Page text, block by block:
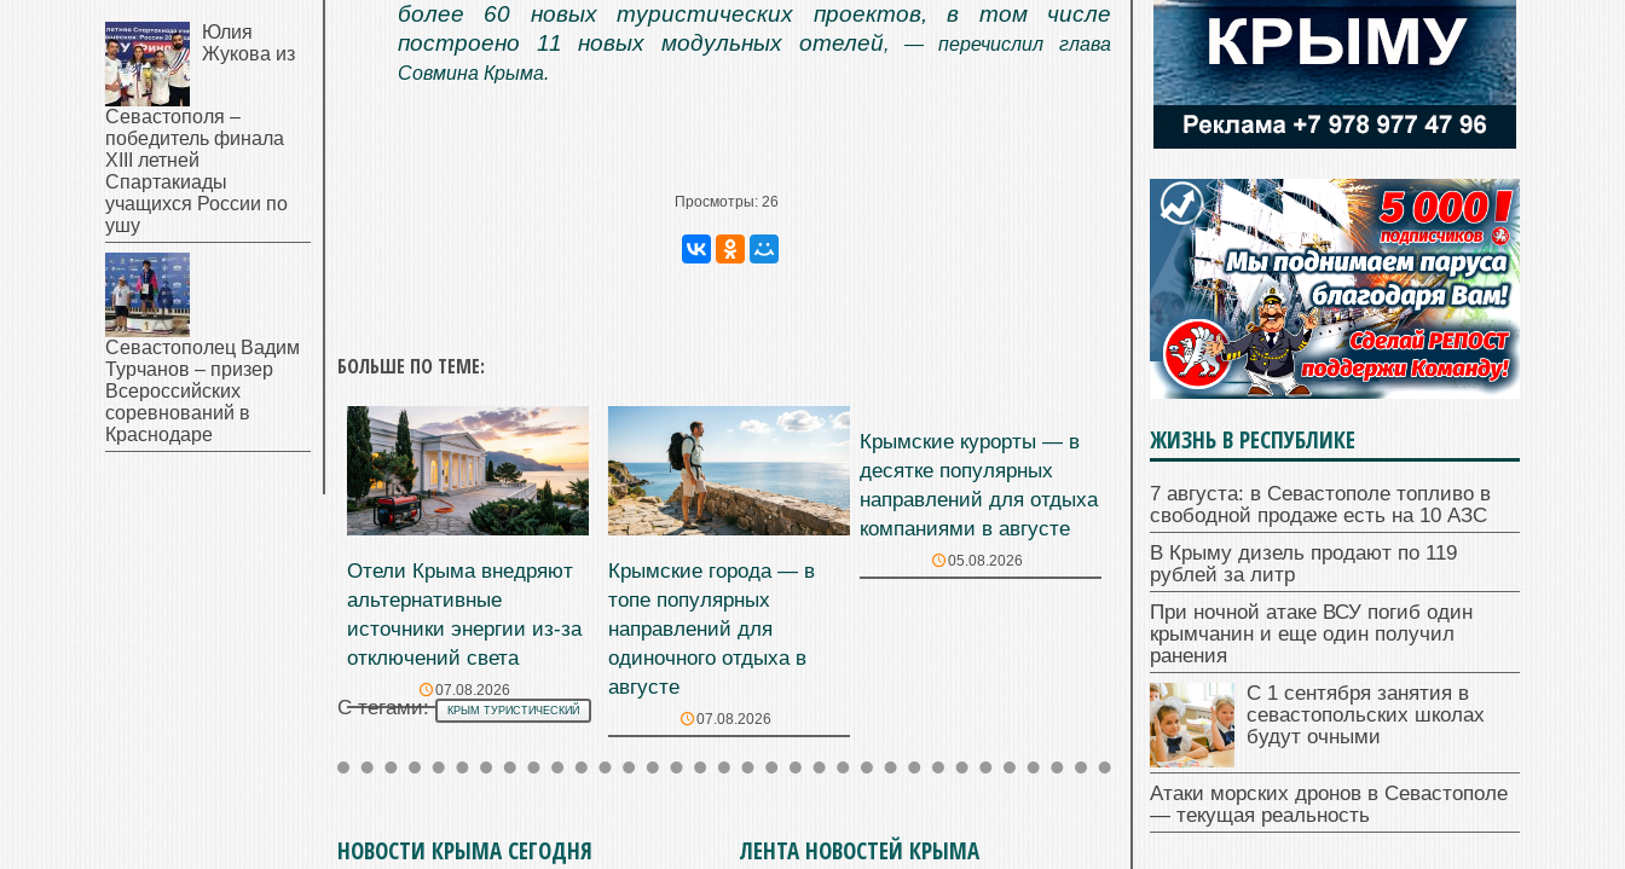
более 60 новых туристических проектов, в том числе
построено 11 новых модульных отелей, — перечислил глава
Совмина Крыма.
Просмотры: 26
БОЛЬШЕ ПО ТЕМЕ:
Отели Крыма внедряют
альтернативные
источники энергии из-за
отключений света
07.08.2026
Крымские города — в
топе популярных
направлений для
одиночного отдыха в
августе
07.08.2026
Крымские курорты — в
десятке популярных
направлений для отдыха
компаниями в августе
05.08.2026
С тегами: КРЫМ ТУРИСТИЧЕСКИЙ
НОВОСТИ КРЫМА СЕГОДНЯ ЛЕНТА НОВОСТЕЙ КРЫМА
Юлия
Жукова из
Севастополя –
победитель финала
XIII летней
Спартакиады
учащихся России по
ушу
Севастополец Вадим
Турчанов – призер
Всероссийских
соревнований в
Краснодаре
ЖИЗНЬ В РЕСПУБЛИКЕ
7 августа: в Севастополе топливо в
свободной продаже есть на 10 АЗС
В Крыму дизель продают по 119
рублей за литр
При ночной атаке ВСУ погиб один
крымчанин и еще один получил
ранения
С 1 сентября занятия в
севастопольских школах
будут очными
Атаки морских дронов в Севастополе
— текущая реальность